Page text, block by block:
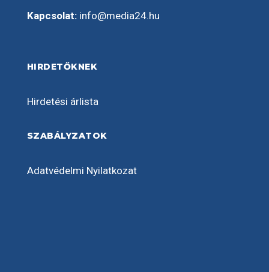
Kapcsolat: info@media24.hu
HIRDETŐKNEK
Hirdetési árlista
SZABÁLYZATOK
Adatvédelmi Nyilatkozat